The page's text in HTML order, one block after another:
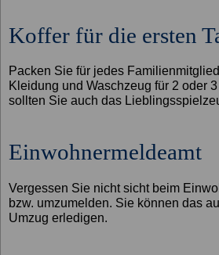
Koffer für die ersten
Packen Sie für jedes
Kleidung und Waschzeug für 2 oder
sollten Sie auch das
Einwohnermeldeamt
Vergessen Sie nicht sicht beim
bzw. umzumelden. Sie können das
Umzug erledigen.